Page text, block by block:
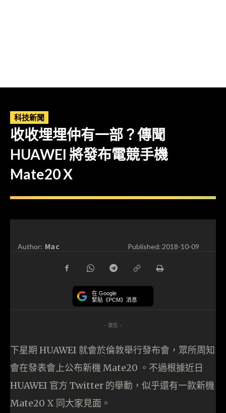
科技新聞
收收埋埋仲有一部？傳聞
HUAWEI 將發布電競手機
Mate20 X
Author: Mac Published:2018-10-09
在 Google
緊貼《PCM》消息
- 廣告 -
下星期 HUAWEI 就會於倫敦舉行發布會，眾所周知
會在發表會上公布新機 Mate20 。不過根據近日
HUAWEI 官方 Twitter 的舉動，似乎還有一款新機
Mate20 X 同大家見面。